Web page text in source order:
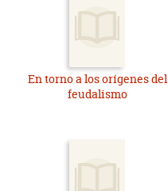
En torno a los orígenes del
feudalismo